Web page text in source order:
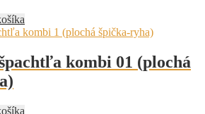
kombi 01 (plochá